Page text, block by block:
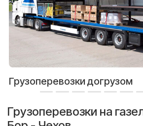
Грузоперевозки догрузом
Грузоперевозки на